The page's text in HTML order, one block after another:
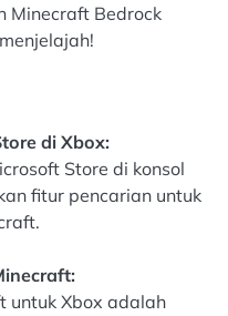
Minecraft Bedrock
di Xbox:
Store di konsol
fitur pencarian untuk
untuk Xbox adalah